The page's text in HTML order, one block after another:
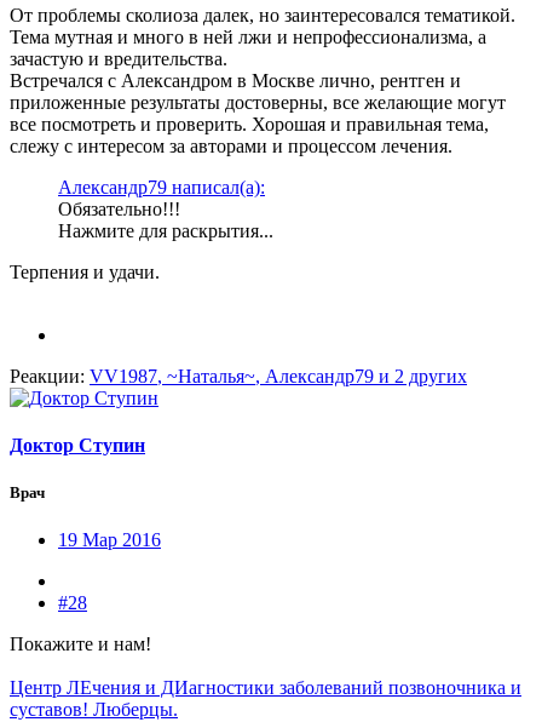
От проблемы сколиоза далек, но заинтересовался тематикой.
Тема мутная и много в ней лжи и непрофессионализма, а
зачастую и вредительства.
Встречался с Александром в Москве лично, рентген и
приложенные результаты достоверны, все желающие могут
все посмотреть и проверить. Хорошая и правильная тема,
слежу с интересом за авторами и процессом лечения.
Александр79 написал(а):
Обязательно!!!
Нажмите для раскрытия...
Терпения и удачи.
Реакции: VV1987, ~Наталья~, Александр79 и 2 других
Доктор Ступин
Врач
19 Мар 2016
#28
Покажите и нам!
Центр ЛЕчения и ДИагностики заболеваний позвоночника и
суставов! Люберцы.